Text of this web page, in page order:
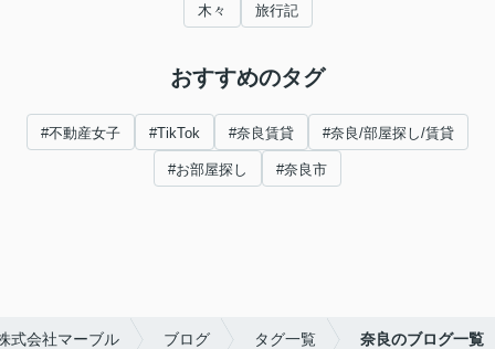
木々 旅行記
おすすめのタグ
#不動産女子 #TikTok #奈良賃貸 #奈良/部屋探し/賃貸
#お部屋探し #奈良市
式会社マーブル ブログ タグ一覧 奈良のブログ一覧